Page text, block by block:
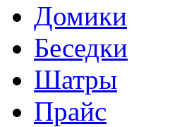
Домики
Беседки
Шатры
Прайс